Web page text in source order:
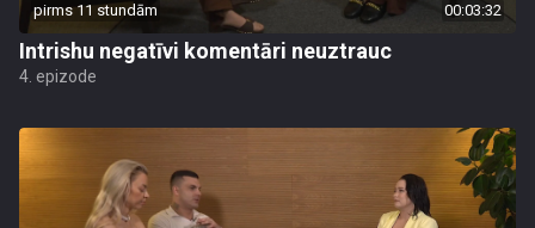
pirms 11 stundām 00:03:32
Intrishu negatīvi komentāri neuztrauc
4. epizode